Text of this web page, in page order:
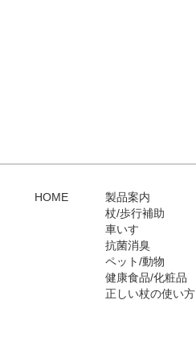
HOME
製品案内
杖/歩行補助
車いす
抗菌消臭
ペット/動物
健康食品/化粧品
正しい杖の使い方